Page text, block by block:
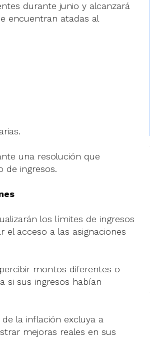
durante junio y alcanzará
encuentran atadas al
una resolución que
de ingresos.
los límites de ingresos
el acceso a las asignaciones
montos diferentes o
si sus ingresos habían
la inflación excluya a
mejoras reales en sus